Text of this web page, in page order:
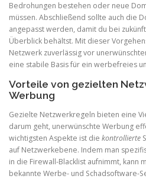
Bedrohungen bestehen oder neue
müssen. Abschließend sollte auch die
angepasst werden, damit du bei
Überblick behältst. Mit dieser
Netzwerk zuverlässig vor
eine stabile Basis für ein werbefreies
Vorteile von gezielten
Werbung
Gezielte Netzwerkregeln bieten eine
darum geht, unerwünschte Werbung
wichtigsten Aspekte ist die kontrollierte
auf Netzwerkebene. Indem man
in die Firewall-Blacklist aufnimmt, kann
bekannte Werbe- und Schadsoftware-